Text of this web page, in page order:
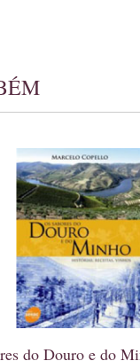
do Douro e do